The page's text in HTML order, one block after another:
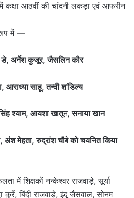
आठवीं की चांदनी लकड़ा एवं आफरीन
रूप में —
डे, अर्नेश कुजूर, जैसलिन कौर
आराध्या साहू, तन्वी शांडिल्य
श्याम, आयशा खातून, सनाया खान
अंश मेहता, रुद्रांश चौबे को चयनित किया
में शिक्षकों नन्केश्वर राजवाड़े, सूर्या
कुर्रे, बिंदी राजवाड़े, इंदू जैसवाल, सोनम